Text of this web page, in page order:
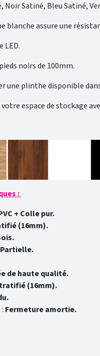
Noir Satiné, Bleu Satiné,
blanche assure une
LED.
noirs de 100mm.
une plinthe disponible
espace de stockage
:
+ Colle pur.
(16mm).
Partielle.
de haute qualité.
(16mm).
Fermeture amortie.